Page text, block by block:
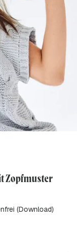
Zopfmuster
(Download)